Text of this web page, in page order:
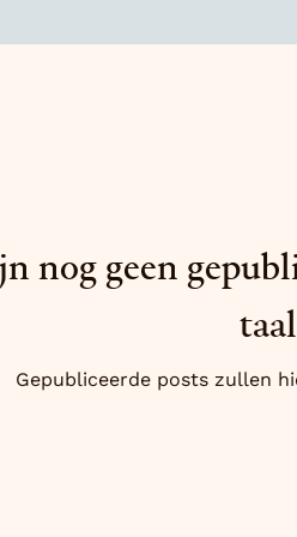
nog geen
taal
Gepubliceerde posts zullen